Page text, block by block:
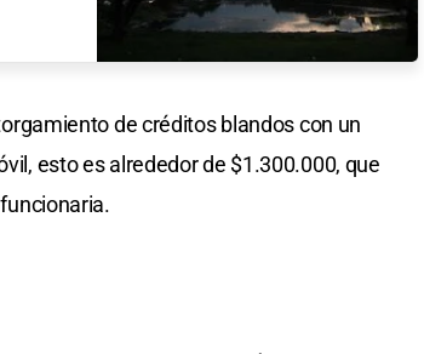
de créditos blandos con un
esto es alrededor de $1.300.000, que